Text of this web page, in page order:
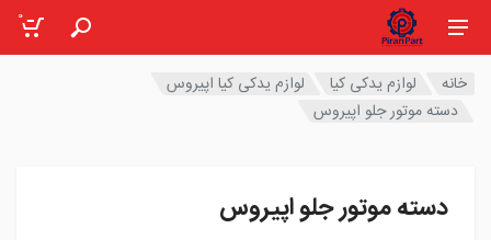
0
خانه لوازم یدکی کیا
لوازم یدکی کیا اپیروس
دسته موتور جلو اپیروس
دسته موتور جلو اپیروس